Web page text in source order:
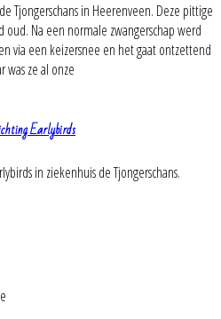
Tjongerschans in Heerenveen. Deze pittige
Na een normale zwangerschap werd
via een keizersnee en het gaat ontzettend
ze al onze
Earlybirds
in ziekenhuis de Tjongerschans.